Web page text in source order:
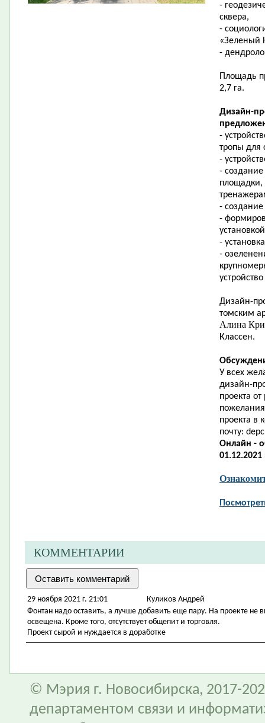
-
сквера,
-
«Зеленый
-
Площадь
2,7 га.
Дизайн-
-
тропы для
-
-
площадки,
-
-
-
-
Дизайн-
томским
Алина
Классен.
У всех
дизайн-
проекта
проекта в
почту:
Онлайн -
01.12.2021
КОММЕНТАРИИ
29 ноября 2021 г. 21:01
Куликов Андрей
Фонтан надо оставить, а лучше добавить еще пару. На проекте не
освещена. Кроме того, отсутствует общепит и торговля.
Проект сырой и нуждается в доработке
© Мэрия г. Новосибирска, 2017-
департаментом связи и